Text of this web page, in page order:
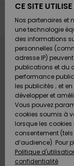
FEMME
SURF
SNOW
OUTLET
AIDE &
CONTACT
MAGASINS
Filtrer & Trier
Passer
critères
filtrage
recherche
CE SITE
Nos partenaires et
une technologie
des informations
personnelles
adresse IP)
publications et du
performance
les publicités ; et
développer et
Vous pouvez
cookies soumis à
lorsque les
consentement
d’audience). Pour
Politique
confidentialité